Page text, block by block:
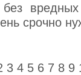
вредных
срочно
3 4 5 6 7 8 9